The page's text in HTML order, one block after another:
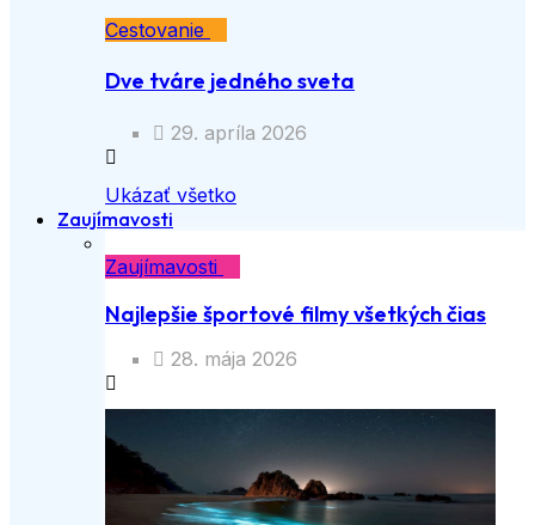
Cestovanie
Dve tváre jedného sveta
29. apríla 2026
Ukázať všetko
Zaujímavosti
Zaujímavosti
Najlepšie športové filmy všetkých čias
28. mája 2026